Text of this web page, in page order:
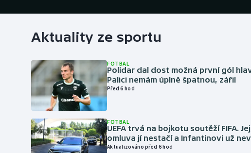
Gymnastika
Aktuality ze sportu
FOTBAL
Polidar dal dost možná první gól
Palici nemám úplně špatnou, zářil
Před 6 hod
FOTBAL
UEFA trvá na bojkotu soutěží FIFA.
omluva jí nestačí a Infantinovi už
Aktualizováno před 6 hod